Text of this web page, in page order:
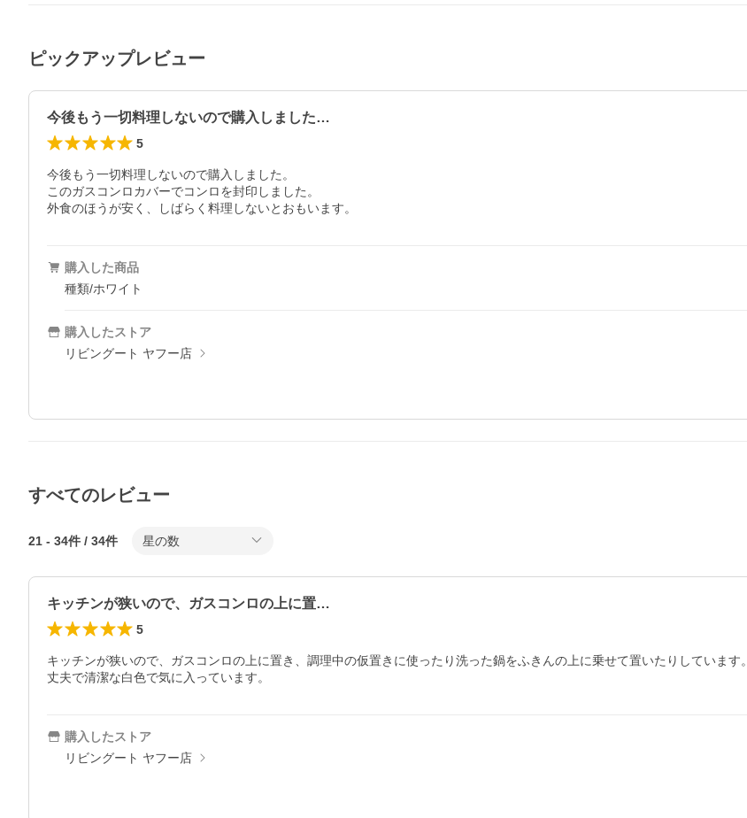
ピックアップレビュー
今後もう一切料理しないので購入しました…
5
今後もう一切料理しないので購入しました。
このガスコンロカバーでコンロを封印しました。
外食のほうが安く、しばらく料理しないとおもいます。
購入した商品
種類/ホワイト
購入したストア
リビングート ヤフー店
すべてのレビュー
21 - 34件 / 34件 星の数
キッチンが狭いので、ガスコンロの上に置…
5
キッチンが狭いので、ガスコンロの上に置き、調理中の仮置きに使ったり洗った鍋をふきんの上に乗せて置いたりしています。
丈夫で清潔な白色で気に入っています。
購入したストア
リビングート ヤフー店